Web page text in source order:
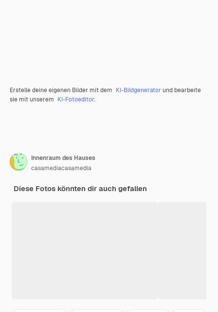
Erstelle deine eigenen Bilder mit dem KI-Bildgenerator und bearbeite
sie mit unserem KI-Fotoeditor.
Innenraum des Hauses
casamediacasamedia
Diese Fotos könnten dir auch gefallen